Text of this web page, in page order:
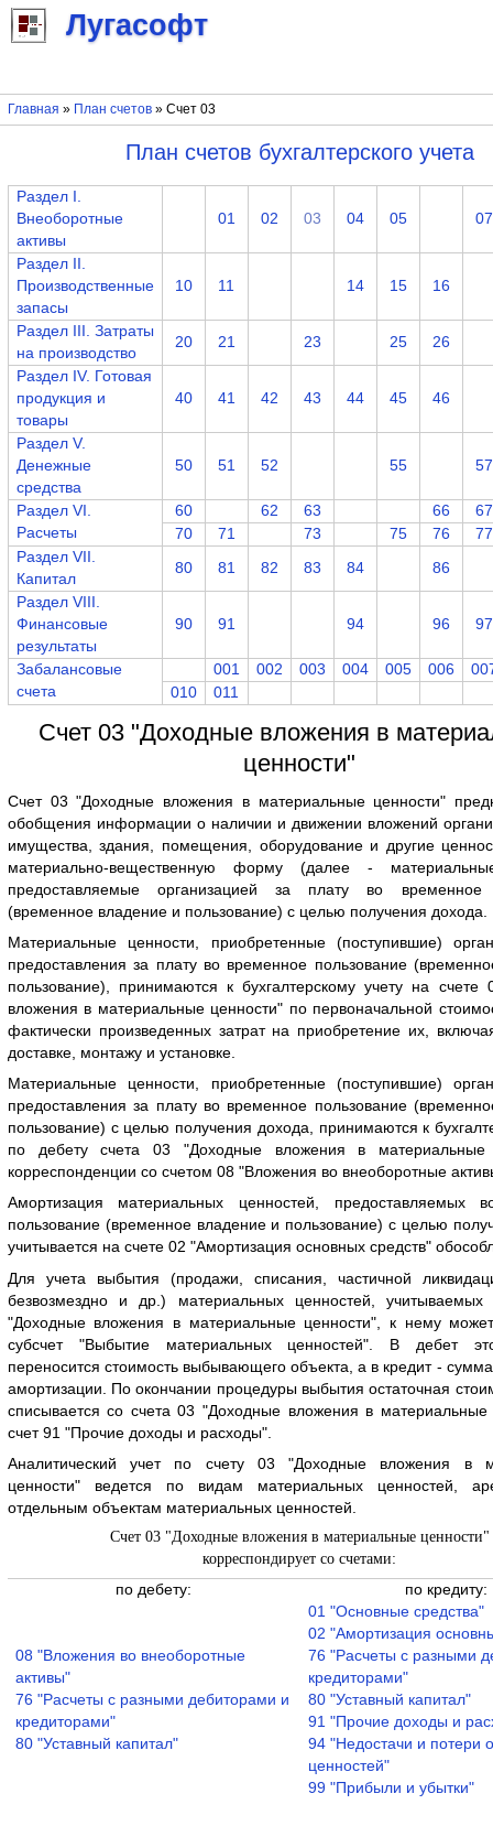
Лугасофт
Главная » План счетов» Счет 03
План счетов бухгалтерского учета
Раздел I.
Внеоборотные
активы
01 02 03 04 05 07
Раздел II.
Производственные
запасы
10 11 14 15 16
Раздел III. Затраты
на производство
20 21 23 25 26
Раздел IV. Готовая
продукция и
товары
40 41 42 43 44 45 46
Раздел V.
Денежные
средства
50 51 52 55 57
Раздел VI.
Расчеты
60 62 63 66
67
70
71 73 75 76
77
Раздел VII.
Капитал
80 81 82 83 84 86
Раздел VIII.
Финансовые
результаты
90 91 94 96 97
Забалансовые
счета
001 002 003 004 005 006
010
011
Счет 03 "Доходные вложения в
ценности"
Счет 03 "Доходные вложения в материальные ценности"
обобщения информации о наличии и движении вложений
имущества, здания, помещения, оборудование и другие
материально-вещественную форму (далее -
предоставляемые организацией за плату во временное
(временное владение и пользование) с целью получения дохода.
Материальные ценности, приобретенные (поступившие)
предоставления за плату во временное пользование
пользование), принимаются к бухгалтерскому учету на счете
вложения в материальные ценности" по первоначальной
фактически произведенных затрат на приобретение их,
доставке, монтажу и установке.
Материальные ценности, приобретенные (поступившие)
предоставления за плату во временное пользование
пользование) с целью получения дохода, принимаются к
по дебету счета 03 "Доходные вложения в материальные
корреспонденции со счетом 08 "Вложения во внеоборотные
Амортизация материальных ценностей, предоставляемых
пользование (временное владение и пользование) с целью
учитывается на счете 02 "Амортизация основных средств"
Для учета выбытия (продажи, списания, частичной
безвозмездно и др.) материальных ценностей,
"Доходные вложения в материальные ценности", к нему может
субсчет "Выбытие материальных ценностей". В дебет
переносится стоимость выбывающего объекта, а в кредит -
амортизации. По окончании процедуры выбытия остаточная
списывается со счета 03 "Доходные вложения в материальные
счет 91 "Прочие доходы и расходы".
Аналитический учет по счету 03 "Доходные вложения в
ценности" ведется по видам материальных ценностей,
отдельным объектам материальных ценностей.
Счет 03 "Доходные вложения в материальные ценности"
корреспондирует со счетами:
по дебету:
по кредиту:
08 "Вложения во внеоборотные
активы"
76 "Расчеты с разными дебиторами и
кредиторами"
80 "Уставный капитал"
01 "Основные средства"
02 "Амортизация
76 "Расчеты с разными
кредиторами"
80 "Уставный капитал"
91 "Прочие доходы и
94 "Недостачи и потери
ценностей"
99 "Прибыли и убытки"